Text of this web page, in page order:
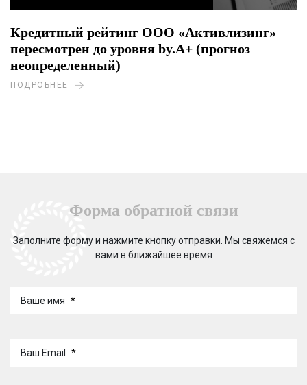
Кредитный рейтинг ООО «Активлизинг»
пересмотрен до уровня by.A+ (прогноз
неопределенный)
ПОДРОБНЕЕ
Форма обратной связи
Заполните форму и нажмите кнопку отправки. Мы свяжемся с
вами в ближайшее время
Ваше имя *
Ваш Email *